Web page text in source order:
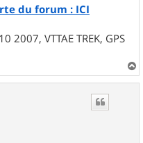
du forum : ICI
2007, VTTAE TREK, GPS
a